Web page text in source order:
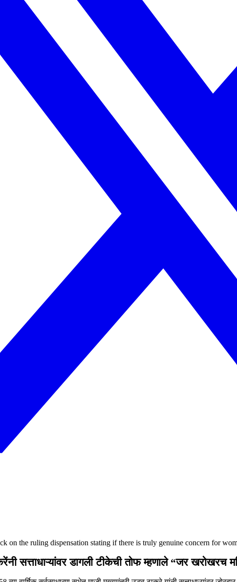
on the ruling dispensation stating if there is truly genuine concern for
सत्ताधाऱ्यांवर डागली टीकेची तोफ म्हणाले “जर